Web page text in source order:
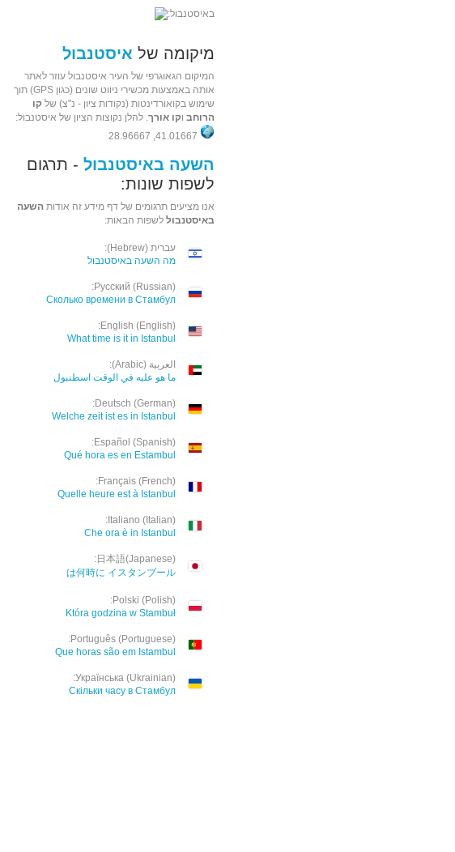
באיסטנבול:
מיקומה של איסטנבול
המיקום הגאוגרפי של העיר איסטנבול עוזר לאתר
אותה באמצעות מכשירי ניווט שונים (כגון GPS) תוך
שימוש בקואורדינטות (נקודות ציון - נ"צ) של קו
הרוחב וקו אורך. להלן נקוצות הציון של איסטנבול:
השעה באיסטנבול - תרגום
לשפות שונות:
אנו מציעים תרגומים של דף מידע זה אודות השעה
באיסטנבול לשפות הבאות:
עברית (Hebrew):
מה השעה באיסטנבול
Русский (Russian):
Сколько времени в Стамбул
English (English):
What time is it in Istanbul
العربية (Arabic):
ما هو عليه في الوقت اسطنبول
Deutsch (German):
Welche zeit ist es in Istanbul
Español (Spanish):
Qué hora es en Estambul
Français (French):
Quelle heure est à Istanbul
Italiano (Italian):
Che ora è in Istanbul
日本語(Japanese):
は何時に イスタンブール
Polski (Polish):
Która godzina w Stambuł
Português (Portuguese):
Que horas são em Istambul
Українська (Ukrainian):
Скільки часу в Стамбул